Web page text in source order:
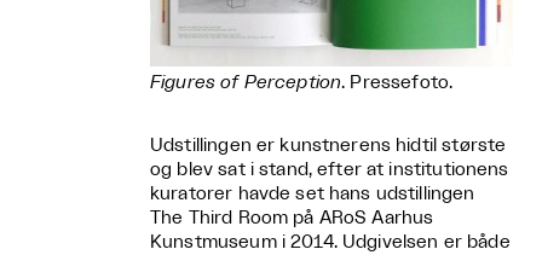
Figures of Perception. Pressefoto.
Udstillingen er kunstnerens hidtil største
og blev sat i stand, efter at institutionens
kuratorer havde set hans udstillingen
The Third Room på ARoS Aarhus
Kunstmuseum i 2014. Udgivelsen er både